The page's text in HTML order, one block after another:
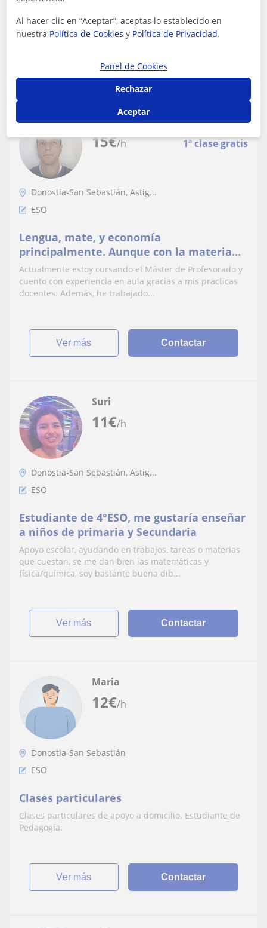
Contactar
15€/h 1ª clase gratis
Javier
Donostia-San Sebastián, Astig...
ESO
Lengua, mate, y economía
principalmente. Aunque con la materia
me amoldo a lo que se necesite
Actualmente estoy cursando el Máster de Profesorado y
cuento con experiencia en aula gracias a mis prácticas
docentes. Además, he trabajado...
ver más Contactar
11€/h
Suri
Donostia-San Sebastián, Astig...
ESO
Estudiante de 4°ESO, me gustaría enseñar
a niños de primaria y Secundaria
Apoyo escolar, ayudando en trabajos, tareas o materias
que cuestan, se me dan bien las matemáticas y
física/química, soy bastante buena dib...
ver más Contactar
12€/h
Maria
Donostia-San Sebastián
ESO
Clases particulares
Clases particulares de apoyo a domicilio. Estudiante de
Pedagogía.
ver más Contactar
Al hacer clic en “Aceptar”, aceptas lo establecido en
nuestra Política de Cookies y Política de Privacidad.
Panel de Cookies
Rechazar
Aceptar